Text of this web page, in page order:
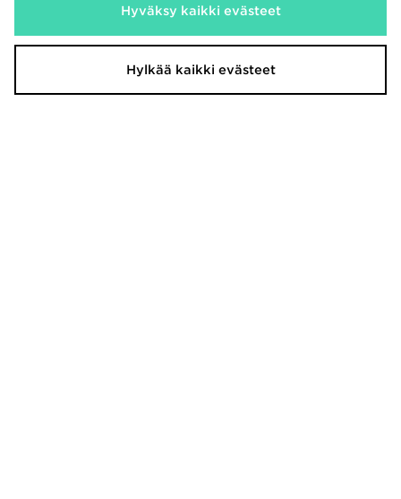
Hoodrich Collegehousut Miehet
The North Face Collegehousut
Hyväksy kaikki evästeet
Hylkää kaikki evästeet